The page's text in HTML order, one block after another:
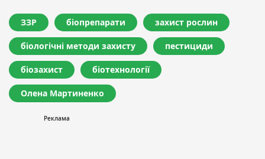
ЗЗР біопрепарати захист рослин
біологічні методи захисту пестициди
біозахист біотехнології
Олена Мартиненко